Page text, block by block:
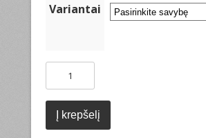
Variantai
kiekis:
Kostiumėlis
su
raštais
Į krepšelį